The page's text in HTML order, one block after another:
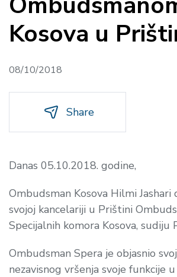
Kosova u
08/10/2018
Share
Danas 05.10.2018. godine,
Ombudsman Kosova Hilmi Jashari
svojoj kancelariji u Prištini
Specijalnih komora Kosova, sudiju
Ombudsman Spera je objasnio
nezavisnog vršenja svoje funkcije